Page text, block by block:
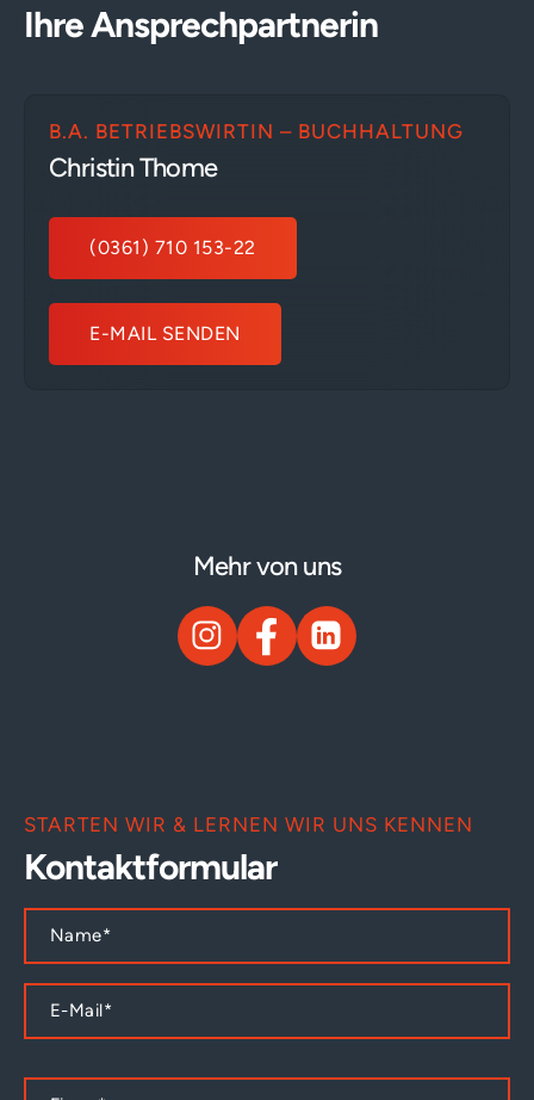
Ihre Ansprechpartnerin
B.A. BETRIEBSWIRTIN – BUCHHALTUNG
Christin Thome
(0361) 710 153-22
E-MAIL SENDEN
Mehr von uns
STARTEN WIR & LERNEN WIR UNS KENNEN
Kontaktformular